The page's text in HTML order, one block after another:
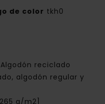
de color tkh0
Algodón reciclado
algodón regular y
g/m2]